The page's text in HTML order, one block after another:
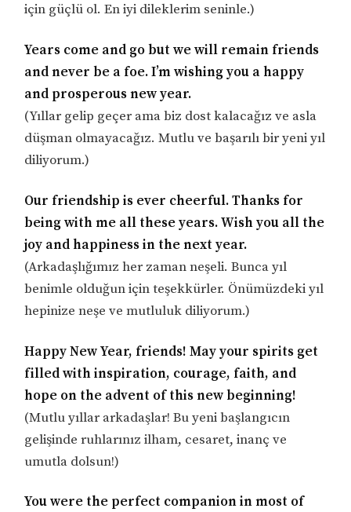
için güçlü ol. En iyi dileklerim seninle.)
Years come and go but we will remain friends
and never be a foe. I’m wishing you a happy
and prosperous new year.
(Yıllar gelip geçer ama biz dost kalacağız ve asla
düşman olmayacağız. Mutlu ve başarılı bir yeni yıl
diliyorum.)
Our friendship is ever cheerful. Thanks for
being with me all these years. Wish you all the
joy and happiness in the next year.
(Arkadaşlığımız her zaman neşeli. Bunca yıl
benimle olduğun için teşekkürler. Önümüzdeki yıl
hepinize neşe ve mutluluk diliyorum.)
Happy New Year, friends! May your spirits get
filled with inspiration, courage, faith, and
hope on the advent of this new beginning!
(Mutlu yıllar arkadaşlar! Bu yeni başlangıcın
gelişinde ruhlarınız ilham, cesaret, inanç ve
umutla dolsun!)
You were the perfect companion in most of